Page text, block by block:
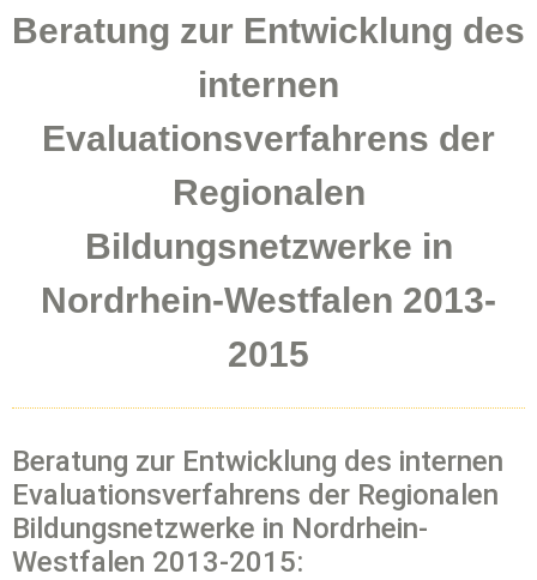
Beratung zur Entwicklung des
internen
Evaluationsverfahrens der
Regionalen
Bildungsnetzwerke in
Nordrhein-Westfalen 2013-
2015
Beratung zur Entwicklung des internen
Evaluationsverfahrens der Regionalen
Bildungsnetzwerke in Nordrhein-
Westfalen 2013-2015: